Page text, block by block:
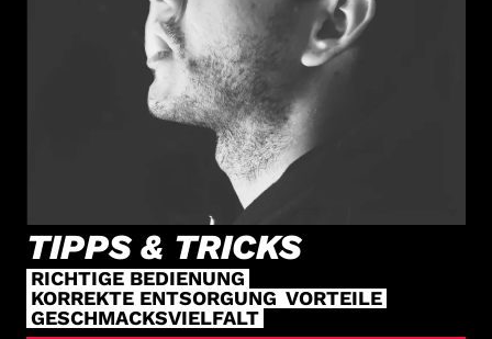
TIPPS & TRICKS
RICHTIGE BEDIENUNG
KORREKTE ENTSORGUNG VORTEILE
GESCHMACKSVIELFALT